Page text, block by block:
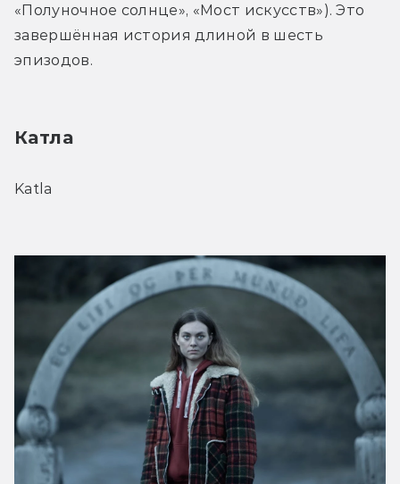
«Полуночное солнце», «Мост искусств»). Это
завершённая история длиной в шесть
эпизодов.
Катла
Katla